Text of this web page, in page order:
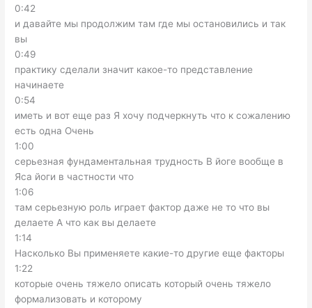
0:42
и давайте мы продолжим там где мы остановились и так
вы
0:49
практику сделали значит какое-то представление
начинаете
0:54
иметь и вот еще раз Я хочу подчеркнуть что к сожалению
есть одна Очень
1:00
серьезная фундаментальная трудность В йоге вообще в
Яса йоги в частности что
1:06
там серьезную роль играет фактор даже не то что вы
делаете А что как вы делаете
1:14
Насколько Вы применяете какие-то другие еще факторы
1:22
которые очень тяжело описать который очень тяжело
формализовать и которому